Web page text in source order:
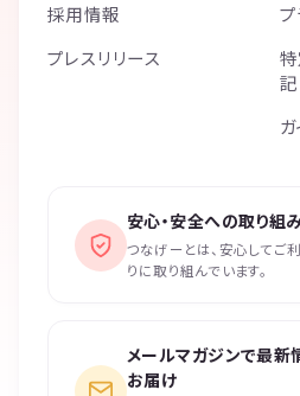
採用情報
プレスリリース
記
安心・安全への取り組
つなげーとは、安心してご
りに取り組んでいます。
メールマガジンで最新
お届け